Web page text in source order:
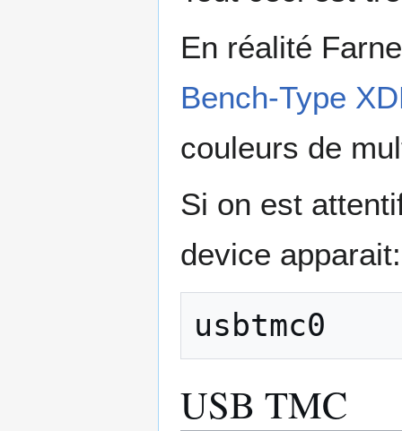
En réalité
Bench-Type
couleurs de
Si on est
device apparait:
USB TMC